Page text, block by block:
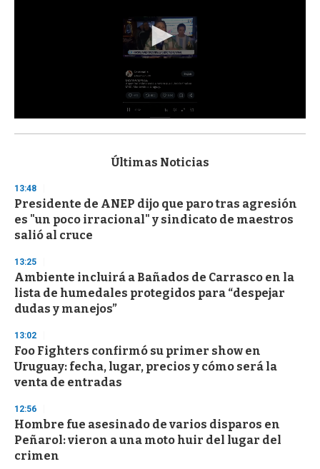
s
d
s
o
f
3
s
e
c
o
n
s
Últimas Noticias
13:48
Presidente de ANEP dijo que paro tras agresión
es "un poco irracional" y sindicato de maestros
salió al cruce
13:25
Ambiente incluirá a Bañados de Carrasco en la
lista de humedales protegidos para “despejar
dudas y manejos”
13:02
Foo Fighters confirmó su primer show en
Uruguay: fecha, lugar, precios y cómo será la
venta de entradas
12:56
Hombre fue asesinado de varios disparos en
Peñarol: vieron a una moto huir del lugar del
crimen